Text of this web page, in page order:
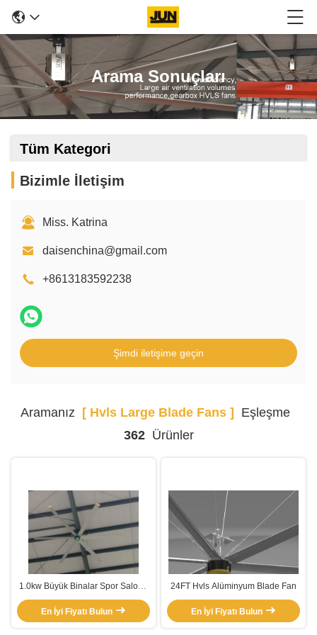
Arama Sonuçları
Tüm Kategori
Bizimle İletişim
Miss. Katrina
daisenchina@gmail.com
+8613183592238
Şimdi iletişime geçin
Aramanız [ Hvls Large Blade Fans ]
Eşleşme
362Ürünler
1.0kw Büyük Binalar Spor Salonu
Büyük Blade Elektrik Vansı
En İyi Fiyatı Bulun
24FT Hvls Alüminyum Blade Fan
En İyi Fiyatı Bulun